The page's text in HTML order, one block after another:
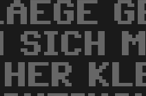
SICH